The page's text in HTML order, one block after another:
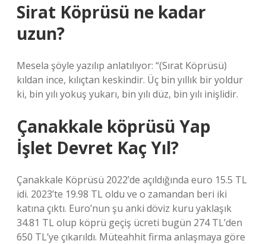
Sirat Köprüsü ne kadar
uzun?
Mesela şöyle yazılıp anlatılıyor: “(Sırat Köprüsü)
kıldan ince, kılıçtan keskindir. Üç bin yıllık bir yoldur
ki, bin yılı yokuş yukarı, bin yılı düz, bin yılı inişlidir.
Çanakkale köprüsü Yap
İşlet Devret Kaç Yıl?
Çanakkale Köprüsü 2022’de açıldığında euro 15.5 TL
idi. 2023’te 19.98 TL oldu ve o zamandan beri iki
katına çıktı. Euro’nun şu anki döviz kuru yaklaşık
34.81 TL olup köprü geçiş ücreti bugün 274 TL’den
650 TL’ye çıkarıldı. Müteahhit firma anlaşmaya göre